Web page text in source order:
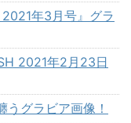
年3月号』グラ
2021年2月23日
グラビア画像！